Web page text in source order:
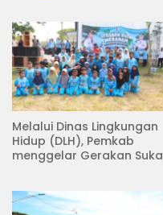
Melalui Dinas Lingkungan
Hidup (DLH), Pemkab
menggelar Gerakan Suka